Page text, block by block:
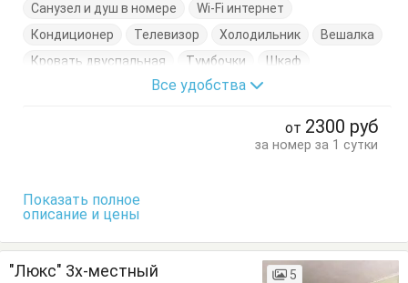
Санузел и душ в номере
Wi-Fi интернет
Кондиционер
Телевизор Холодильник
Вешалка
Кровать двуспальная
Тумбочки Шкаф
Все удобства
от 2300 руб
за номер за 1 сутки
Показать полное
описание и цены
"Люкс" 3х-местный 5